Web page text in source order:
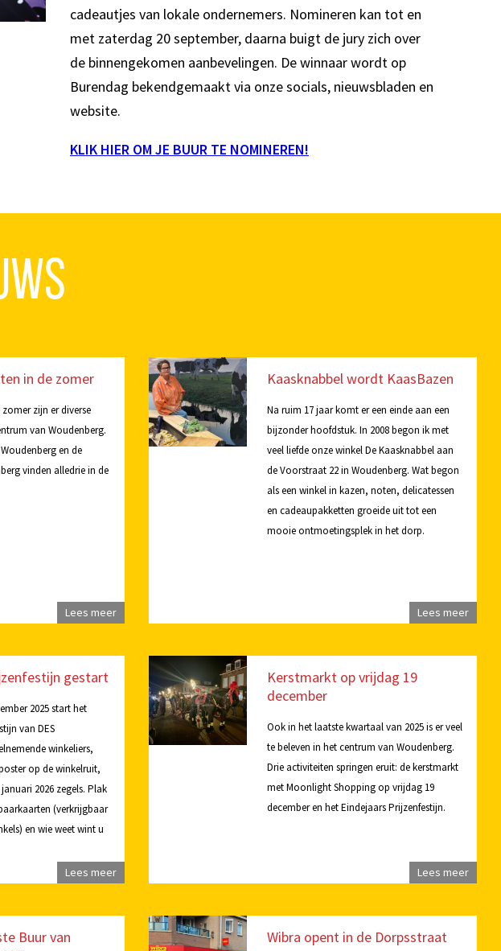
cadeautjes van lokale ondernemers. Nomineren kan tot en
met zaterdag 20 september, daarna buigt de jury zich over
de binnengekomen aanbevelingen. De winnaar wordt op
Burendag bekendgemaakt via onze socials, nieuwsbladen en
website.
KLIK HIER OM JE BUUR TE NOMINEREN!
in de zomer
zijn er diverse
van Woudenberg.
en de
vinden alledrie in de
Lees meer
Kaasknabbel wordt KaasBazen
Na ruim 17 jaar komt er een einde aan een
bijzonder hoofdstuk. In 2008 begon ik met
veel liefde onze winkel De Kaasknabbel aan
de Voorstraat 22 in Woudenberg. Wat begon
als een winkel in kazen, noten, delicatessen
en cadeaupakketten groeide uit tot een
mooie ontmoetingsplek in het dorp.
Lees meer
gestart
2025 start het
van DES
winkeliers,
op de winkelruit,
2026 zegels. Plak
(verkrijgbaar
en wie weet wint u
Lees meer
Kerstmarkt op vrijdag 19
december
Ook in het laatste kwartaal van 2025 is er veel
te beleven in het centrum van Woudenberg.
Drie activiteiten springen eruit: de kerstmarkt
met Moonlight Shopping op vrijdag 19
december en het Eindejaars Prijzenfestijn.
Lees meer
Buur van
Wibra opent in de Dorpsstraat